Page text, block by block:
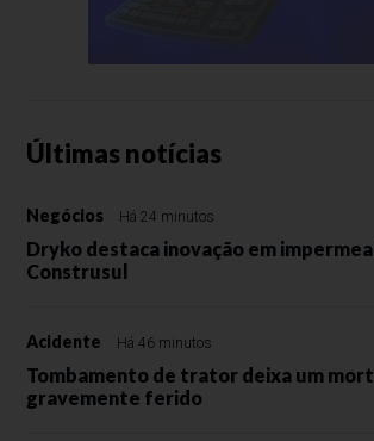
Últimas notícias
Negócios Há 24 minutos
Dryko destaca inovação em
Construsul
Acidente Há 46 minutos
Tombamento de trator deixa um
gravemente ferido